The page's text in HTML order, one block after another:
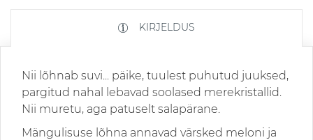
KIRJELDUS
Nii lõhnab suvi... päike, tuulest puhutud juuksed,
pargitud nahal lebavad soolased merekristallid.
Nii muretu, aga patuselt salapärane.
Mängulisuse lõhna annavad värsked meloni ja